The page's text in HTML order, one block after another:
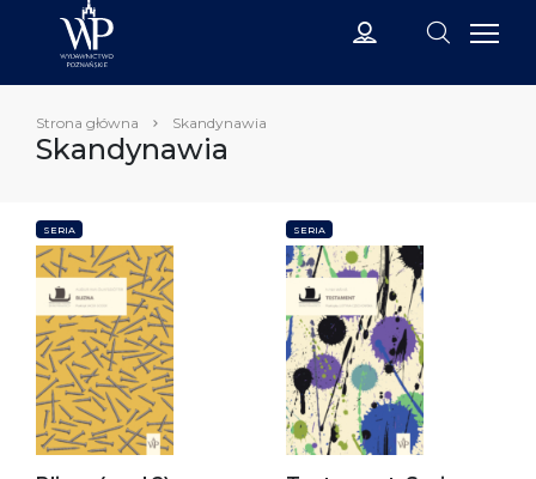
Strona główna Skandynawia
Skandynawia
SERIA SERIA